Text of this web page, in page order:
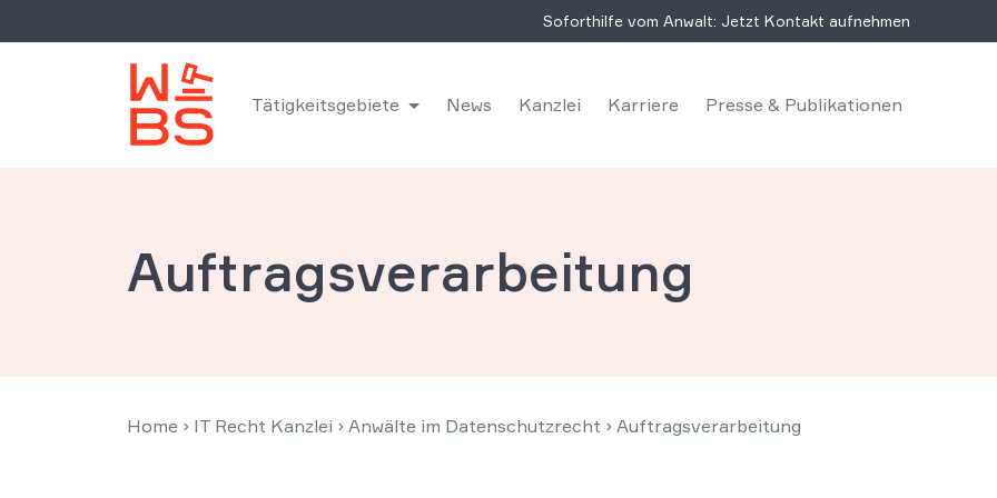
Soforthilfe vom Anwalt: Jetzt Kontakt aufnehmen
Tätigkeitsgebiete News Kanzlei Karriere Presse & Publikationen
Auftragsverarbeitung
Home › IT Recht Kanzlei › Anwälte im Datenschutzrecht › Auftragsverarbeitung